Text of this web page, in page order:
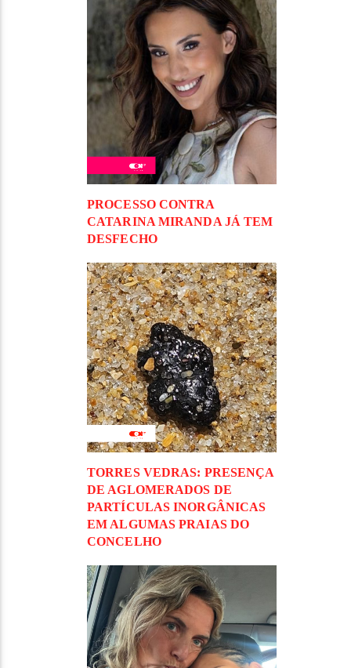
PROCESSO CONTRA
CATARINA MIRANDA JÁ TEM
DESFECHO
TORRES VEDRAS: PRESENÇA
DE AGLOMERADOS DE
PARTÍCULAS INORGÂNICAS
EM ALGUMAS PRAIAS DO
CONCELHO